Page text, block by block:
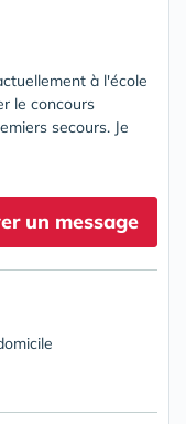
à l'école
le concours
secours. Je
un message